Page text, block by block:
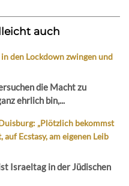
auch
den Lockdown zwingen und
die Macht zu
ehrlich bin,...
„Plötzlich bekommst
Ecstasy, am eigenen Leib
Israeltag in der Jüdischen